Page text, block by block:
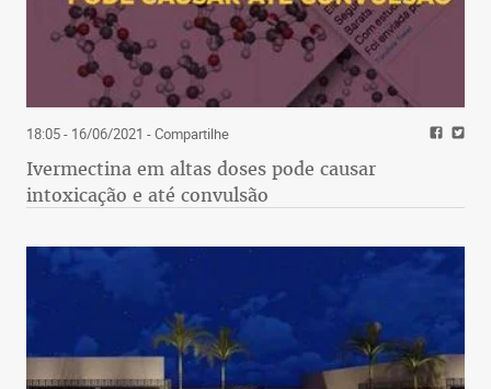
18:05 - 16/06/2021 - Compartilhe
Ivermectina em altas doses pode causar
intoxicação e até convulsão